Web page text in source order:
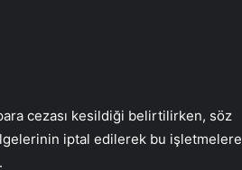
cezası kesildiği belirtilirken, söz
iptal edilerek bu işletmelere